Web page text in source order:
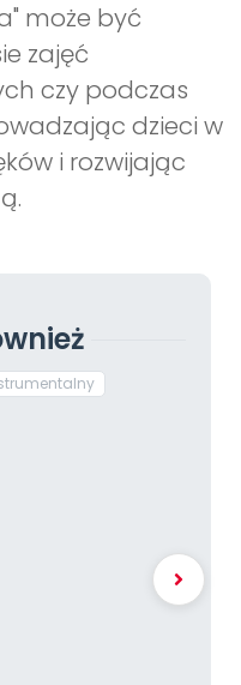
może być
zajęć
czy podczas
dzieci w
i rozwijając